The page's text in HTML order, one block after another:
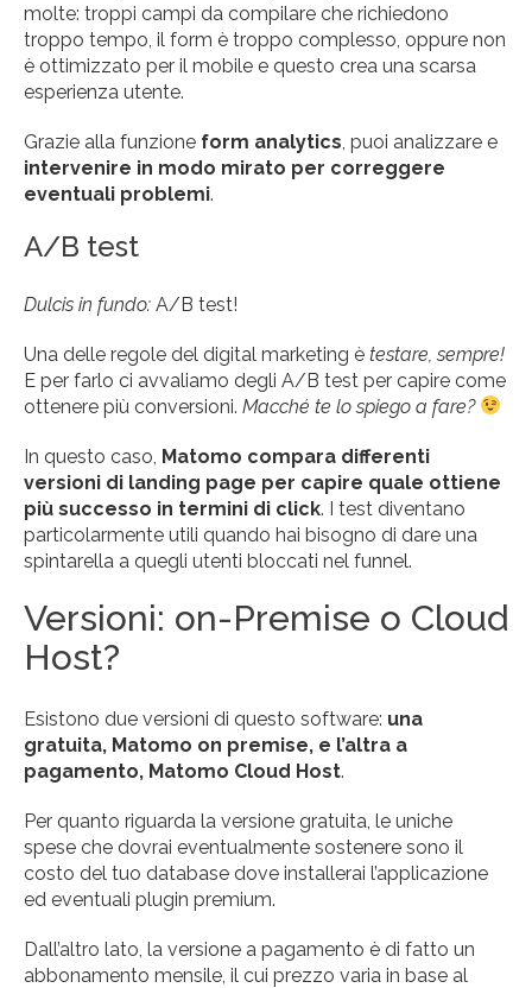
molte: troppi campi da compilare che richiedono
troppo tempo, il form è troppo complesso, oppure non
è ottimizzato per il mobile e questo crea una scarsa
esperienza utente.
Grazie alla funzione form analytics, puoi analizzare e
intervenire in modo mirato per correggere
eventuali problemi.
A/B test
Dulcis in fundo: A/B test!
Una delle regole del digital marketing è testare, sempre!
E per farlo ci avvaliamo degli A/B test per capire come
ottenere più conversioni. Macché te lo spiego a fare?
In questo caso, Matomo compara differenti
versioni di landing page per capire quale ottiene
più successo in termini di click. I test diventano
particolarmente utili quando hai bisogno di dare una
spintarella a quegli utenti bloccati nel funnel.
Versioni: on-Premise o Cloud
Host?
Esistono due versioni di questo software: una
gratuita, Matomo on premise, e l’altra a
pagamento, Matomo Cloud Host.
Per quanto riguarda la versione gratuita, le uniche
spese che dovrai eventualmente sostenere sono il
costo del tuo database dove installerai l’applicazione
ed eventuali plugin premium.
Dall’altro lato, la versione a pagamento è di fatto un
abbonamento mensile, il cui prezzo varia in base al